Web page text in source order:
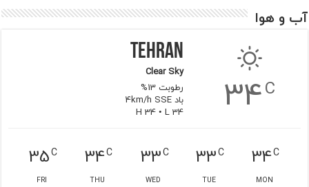
آب و هوا
34C
Tehran
Clear Sky
رطوبت 13%
باد 4km/h SSE
H 34 • L 34
34C
MON
33C
TUE
33C
WED
34C
THU
35C
FRI